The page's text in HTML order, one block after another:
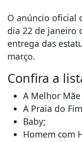
O anúncio oficial
dia 22 de janeiro
entrega das
março.
Confira a
A Melhor
A Praia do
Baby;
Homem com